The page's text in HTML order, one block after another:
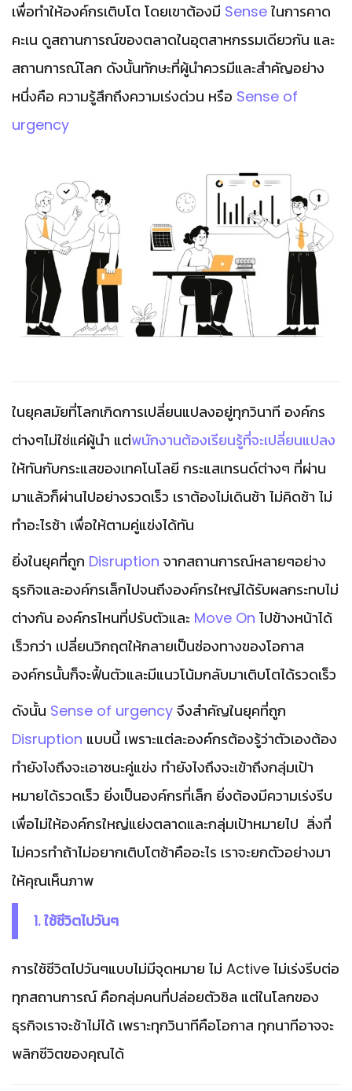
เพื่อทำให้องค์กรเติบโต โดยเขาต้องมี Sense ในการคาด
คะเน ดูสถานการณ์ของตลาดในอุตสาหกรรมเดียวกัน และ
สถานการณ์โลก ดังนั้นทักษะที่ผู้นำควรมีและสำคัญอย่าง
หนึ่งคือ ความรู้สึกถึงความเร่งด่วน หรือ Sense of
urgency
ในยุคสมัยที่โลกเกิดการเปลี่ยนแปลงอยู่ทุกวินาที องค์กร
ต่างๆไม่ใช่แค่ผู้นำ แต่พนักงานต้องเรียนรู้ที่จะเปลี่ยนแปลง
ให้ทันกับกระแสของเทคโนโลยี กระแสเทรนด์ต่างๆ ที่ผ่าน
มาแล้วก็ผ่านไปอย่างรวดเร็ว เราต้องไม่เดินช้า ไม่คิดช้า ไม่
ทำอะไรช้า เพื่อให้ตามคู่แข่งได้ทัน
ยิ่งในยุคที่ถูก Disruption จากสถานการณ์หลายๆอย่าง
ธุรกิจและองค์กรเล็กไปจนถึงองค์กรใหญ่ได้รับผลกระทบไม่
ต่างกัน องค์กรไหนที่ปรับตัวและ Move On ไปข้างหน้าได้
เร็วกว่า เปลี่ยนวิกฤตให้กลายเป็นช่องทางของโอกาส
องค์กรนั้นก็จะฟื้นตัวและมีแนวโน้มกลับมาเติบโตได้รวดเร็ว
ดังนั้น Sense of urgency จึงสำคัญในยุคที่ถูก
Disruption แบบนี้ เพราะแต่ละองค์กรต้องรู้ว่าตัวเองต้อง
ทำยังไงถึงจะเอาชนะคู่แข่ง ทำยังไงถึงจะเข้าถึงกลุ่มเป้า
หมายได้รวดเร็ว ยิ่งเป็นองค์กรที่เล็ก ยิ่งต้องมีความเร่งรีบ
เพื่อไม่ให้องค์กรใหญ่แย่งตลาดและกลุ่มเป้าหมายไป สิ่งที่
ไม่ควรทำถ้าไม่อยากเติบโตช้าคืออะไร เราจะยกตัวอย่างมา
ให้คุณเห็นภาพ
1. ใช้ชีวิตไปวันๆ
การใช้ชีวิตไปวันๆแบบไม่มีจุดหมาย ไม่ Active ไม่เร่งรีบต่อ
ทุกสถานการณ์ คือกลุ่มคนที่ปล่อยตัวชิล แต่ในโลกของ
ธุรกิจเราจะช้าไม่ได้ เพราะทุกวินาทีคือโอกาส ทุกนาทีอาจจะ
พลิกชีวิตของคุณได้